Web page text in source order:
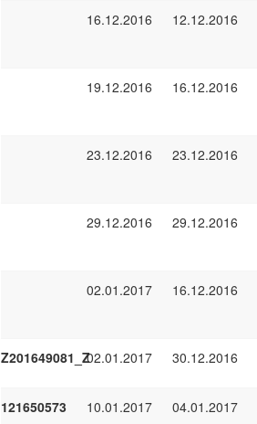
16.12.2016 12.12.2016
19.12.2016 16.12.2016
23.12.2016 23.12.2016
29.12.2016 29.12.2016
02.01.2017 16.12.2016
Z201649081_Z02.01.2017 30.12.2016
121650573 10.01.2017 04.01.2017